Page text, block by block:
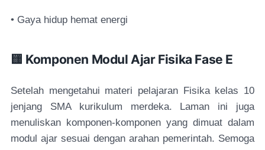
• Gaya hidup hemat energi
🟨 Komponen Modul Ajar Fisika Fase E
Setelah mengetahui materi pelajaran Fisika kelas 10
jenjang SMA kurikulum merdeka. Laman ini juga
menuliskan komponen-komponen yang dimuat dalam
modul ajar sesuai dengan arahan pemerintah. Semoga